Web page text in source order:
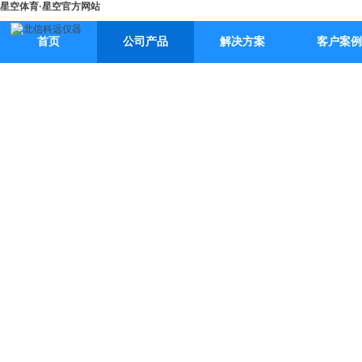
星空体育·星空官方网站
首页 公司产品 解决方案 客户案例